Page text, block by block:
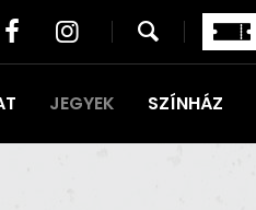
JEGYEK SZÍNHÁZ